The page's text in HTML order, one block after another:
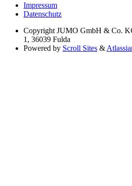
Impressum
Datenschutz
Copyright JUMO GmbH & Co.
1, 36039 Fulda
Powered by Scroll Sites &